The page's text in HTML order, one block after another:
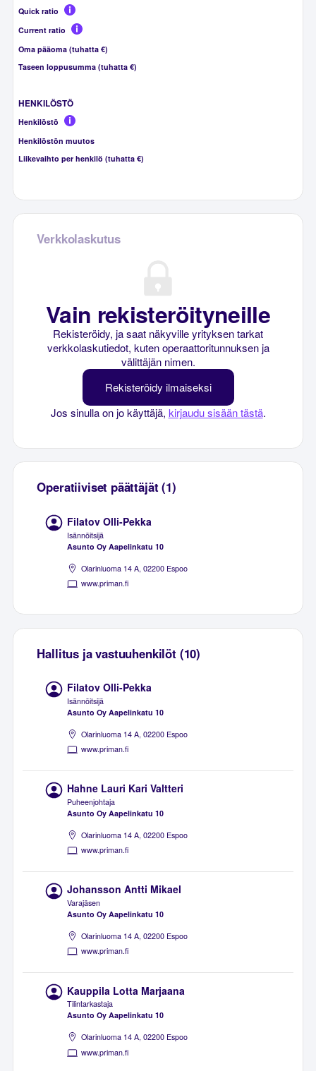
Quick ratio
Current ratio
Oma pääoma (tuhatta €)
Taseen loppusumma (tuhatta €)
HENKILÖSTÖ
Henkilöstö
Henkilöstön muutos
Liikevaihto per henkilö (tuhatta €)
Verkkolaskutus
Vain rekisteröityneille
Rekisteröidy, ja saat näkyville yrityksen tarkat
verkkolaskutiedot, kuten operaattoritunnuksen ja
välittäjän nimen.
Rekisteröidy ilmaiseksi
Jos sinulla on jo käyttäjä, kirjaudu sisään tästä.
Operatiiviset päättäjät (1)
Filatov Olli-Pekka
Isännöitsijä
Asunto Oy Aapelinkatu 10
Olarinluoma 14 A, 02200 Espoo
www.priman.fi
Hallitus ja vastuuhenkilöt (10)
Filatov Olli-Pekka
Isännöitsijä
Asunto Oy Aapelinkatu 10
Olarinluoma 14 A, 02200 Espoo
www.priman.fi
Hahne Lauri Kari Valtteri
Puheenjohtaja
Asunto Oy Aapelinkatu 10
Olarinluoma 14 A, 02200 Espoo
www.priman.fi
Johansson Antti Mikael
Varajäsen
Asunto Oy Aapelinkatu 10
Olarinluoma 14 A, 02200 Espoo
www.priman.fi
Kauppila Lotta Marjaana
Tilintarkastaja
Asunto Oy Aapelinkatu 10
Olarinluoma 14 A, 02200 Espoo
www.priman.fi